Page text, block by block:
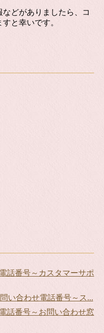
どがありましたら、コ
と幸いです。
話番号～カスタマーサポ
い合わせ電話番号～ス...
話番号～お問い合わせ窓